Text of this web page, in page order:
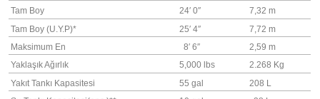
Tam Boy
Tam Boy (U.Y.P)*
Maksimum En
Yaklaşık Ağırlık
Yakıt Tankı Kapasitesi
24′ 0″
25′ 4″
8′ 6″
5,000 lbs
55 gal
7,32 m
7,72 m
2,59 m
2.268 Kg
208 L